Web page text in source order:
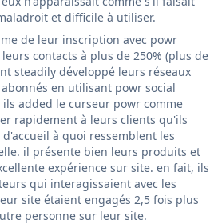
et difficile à utiliser.
de leur inscription avec powr
contacts à plus de 250% (plus de
steadily développé leurs réseaux
en utilisant powr social
added le curseur powr comme
rapidement à leurs clients qu'ils
à quoi ressemblent les
il présente bien leurs produits et
expérience sur site. en fait, ils
qui interagissaient avec les
site étaient engagés 2,5 fois plus
personne sur leur site.